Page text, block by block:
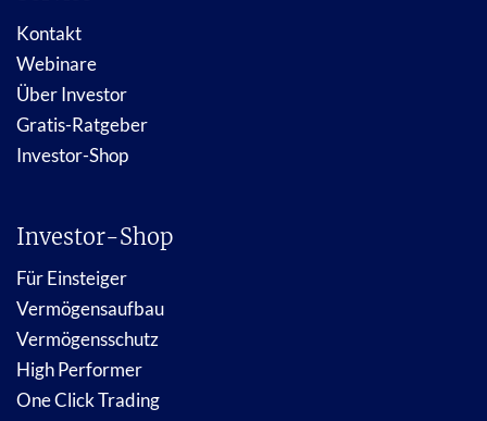
Kontakt
Webinare
Über Investor
Gratis-Ratgeber
Investor-Shop
Investor-Shop
Für Einsteiger
Vermögensaufbau
Vermögensschutz
High Performer
One Click Trading